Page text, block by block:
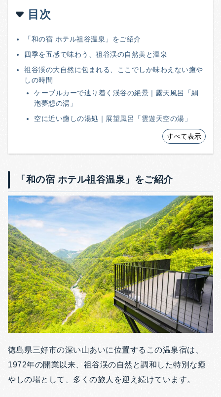
目次
「和の宿 ホテル祖谷温泉」をご紹介
四季を五感で味わう、祖谷渓の自然美と温泉
祖谷渓の大自然に包まれる、ここでしか味わえない癒や
しの時間
ケーブルカーで辿り着く渓谷の絶景｜露天風呂「絹
泡夢想の湯」
空に近い癒しの湯処｜展望風呂「雲遊天空の湯」
すべて表示
「和の宿 ホテル祖谷温泉」をご紹介
徳島県三好市の深い山あいに位置するこの温泉宿は、
1972年の開業以来、祖谷渓の自然と調和した特別な癒
やしの場として、多くの旅人を迎え続けています。